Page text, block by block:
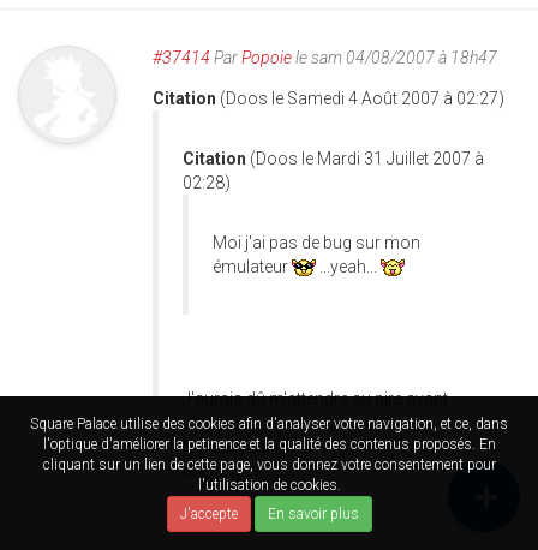
Square Palace utilise des cookies afin d'analyser votre navigation, et ce, dans
l'optique d'améliorer la petinence et la qualité des contenus proposés. En
cliquant sur un lien de cette page, vous donnez votre consentement pour
l'utilisation de cookies.
J'accepte
En savoir plus
#37414 ParPopoiele sam 04/08/2007 à 18h47
Citation (Doos le Samedi 4 Août 2007 à 02:27)
Citation (Doos le Mardi 31 Juillet 2007 à
02:28)
Moi j'ai pas de bug sur mon
émulateur
...yeah...
J'aurais dû m'attendre au pire avant
d'écrire ça...
Ma sauvegarde a
disparu...................................